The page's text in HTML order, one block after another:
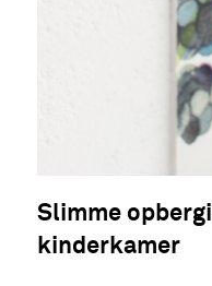
Slimme
kinderkamer